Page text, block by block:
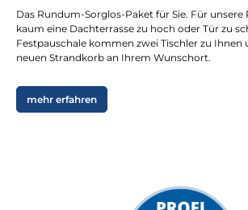
Das Rundum-Sorglos-Paket für Sie. Für
kaum eine Dachterrasse zu hoch oder Tür zu
Festpauschale kommen zwei Tischler zu Ihnen
neuen Strandkorb an Ihrem Wunschort.
mehr erfahren